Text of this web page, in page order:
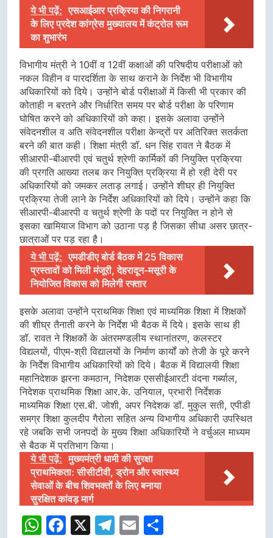
ये भी पढ़ें: एसआईआर प्रक्रिया की निगरानी
के लिए प्रदेश कांग्रेस मुख्यालय में कंट्रोल रूम
का शुभारंभ
विभागीय मंत्री ने 10वीं व 12वीं कक्षाओं की परिषदीय परीक्षाओं को
नकल विहीन व पारदर्शिता के साथ कराने के निर्देश भी विभागीय
अधिकारियों को दिये। उन्होंने बोर्ड परीक्षाओं में किसी भी प्रकार की
कोताही न बरतने और निर्धारित समय पर बोर्ड परीक्षा के परिणाम
घोषित करने को अधिकारियों को कहा। इसके अलावा उन्होंने
संवेदनशील व अति संवेदनशील परीक्षा केन्द्रों पर अतिरिक्त सतर्कता
बरने की बात कही। शिक्षा मंत्री डॉ. धन सिंह रावत ने बैठक में
सीआरपी-बीआरपी एवं चतुर्थ श्रेणी कार्मिकों की नियुक्ति प्रक्रिया
की प्रगति आख्या तलब कर नियुक्ति प्रक्रिया में हो रही देरी पर
अधिकारियों को जमकर लताड़ लगाई। उन्होंने शीघ्र ही नियुक्ति
प्रक्रिया तेजी लाने के निर्देश अधिकारियों को दिये। उन्होंने कहा कि
सीआरपी-बीआरपी व चतुर्थ श्रेणी के पदों पर नियुक्ति न होने से
इसका खामियाज विभाग को उठाना पड़ है जिसका सीधा असर छात्र-
छात्राओं पर पड़ रहा है।
ये भी पढ़ें: एमडीडीए बोर्ड बैठक में 25 विकास
प्रस्तावों को मिली मंजूरी, देहरादून-मसूरी के
नियोजित विकास को मिलेगी रफ्तार
इसके अलावा उन्होंने प्राथमिक शिक्षा एवं माध्यमिक शिक्षा में शिक्षकों
की शीघ्र तैनाती करने के निर्देश भी बैठक में दिये। इसके साथ ही
डॉ. रावत ने शिक्षकों के अंतरमण्डलीय स्थानांतरण, कलस्टर
विद्यलयों, पीएम-श्री विद्यालयों के निर्माण कार्यों को तेजी के पूरे करने
के निर्देश विभागीय अधिकारियों को दिये। बैठक में विद्यालयी शिक्षा
महानिदेशक झरना कमठान, निदेशक एससीईआरटी वंदना गर्ब्याल,
निदेशक प्राथमिक शिक्षा आर.के. उनियाल, प्रभारी निर्देशक
माध्यमिक शिक्षा एस.बी. जोशी, अपर निदेशक डॉ. मुकुल सती, एपीडी
समग्र शिक्षा कुलदीप गैरोला सहित अन्य विभागीय अधिकारी उपस्थित
रहे जबकि सभी जनपदों के मुख्य शिक्षा अधिकारियों ने वर्चुअल माध्यम
से बैठक में प्रतिभाग किया।
ये भी पढ़ें: मुख्यमंत्री धामी की सुरक्षा
प्राथमिकता: सीसीटीवी, ड्रोन और स्वास्थ्य
सेवाओं के बीच शिवभक्तों के लिए बनाया
सुरक्षित कांवड़ मार्ग
WhatsApp
Facebook
X Telegram
Email